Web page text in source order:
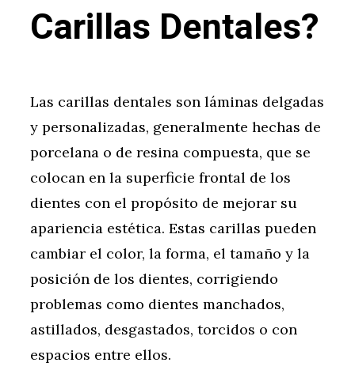
Carillas Dentales?
Las carillas dentales son láminas delgadas
y personalizadas, generalmente hechas de
porcelana o de resina compuesta, que se
colocan en la superficie frontal de los
dientes con el propósito de mejorar su
apariencia estética. Estas carillas pueden
cambiar el color, la forma, el tamaño y la
posición de los dientes, corrigiendo
problemas como dientes manchados,
astillados, desgastados, torcidos o con
espacios entre ellos.